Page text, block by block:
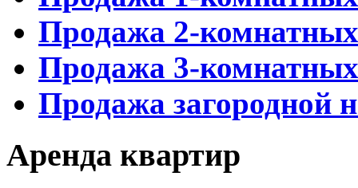
Продажа 2-
Продажа 3-
Продажа загородной
Аренда квартир